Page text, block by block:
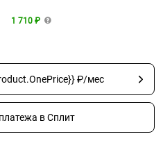
1 710 ₽
₽/мес
в Сплит